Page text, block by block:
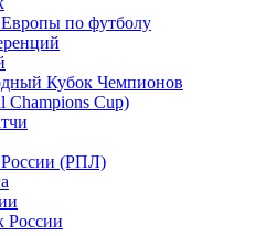
по футболу
Кубок Чемпионов
Champions Cup)
(РПЛ)
России